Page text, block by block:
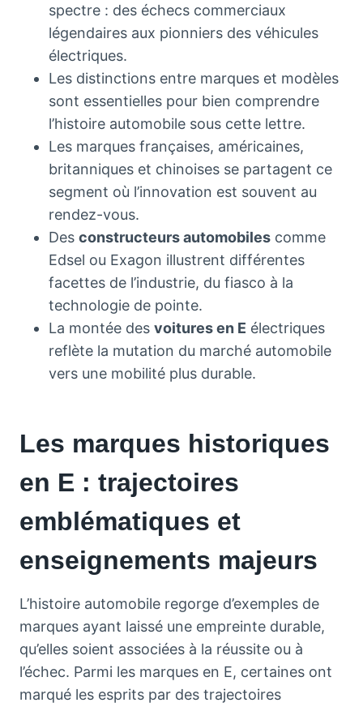
spectre : des échecs commerciaux
légendaires aux pionniers des véhicules
électriques.
Les distinctions entre marques et modèles
sont essentielles pour bien comprendre
l’histoire automobile sous cette lettre.
Les marques françaises, américaines,
britanniques et chinoises se partagent ce
segment où l’innovation est souvent au
rendez-vous.
Des constructeurs automobiles comme
Edsel ou Exagon illustrent différentes
facettes de l’industrie, du fiasco à la
technologie de pointe.
La montée des voitures en E électriques
reflète la mutation du marché automobile
vers une mobilité plus durable.
Les marques historiques
en E : trajectoires
emblématiques et
enseignements majeurs
L’histoire automobile regorge d’exemples de
marques ayant laissé une empreinte durable,
qu’elles soient associées à la réussite ou à
l’échec. Parmi les marques en E, certaines ont
marqué les esprits par des trajectoires